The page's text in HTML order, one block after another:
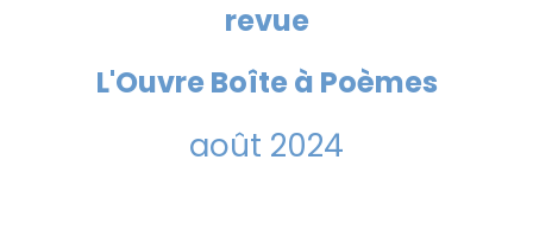
revue
L'Ouvre Boîte à Poèmes
août 2024